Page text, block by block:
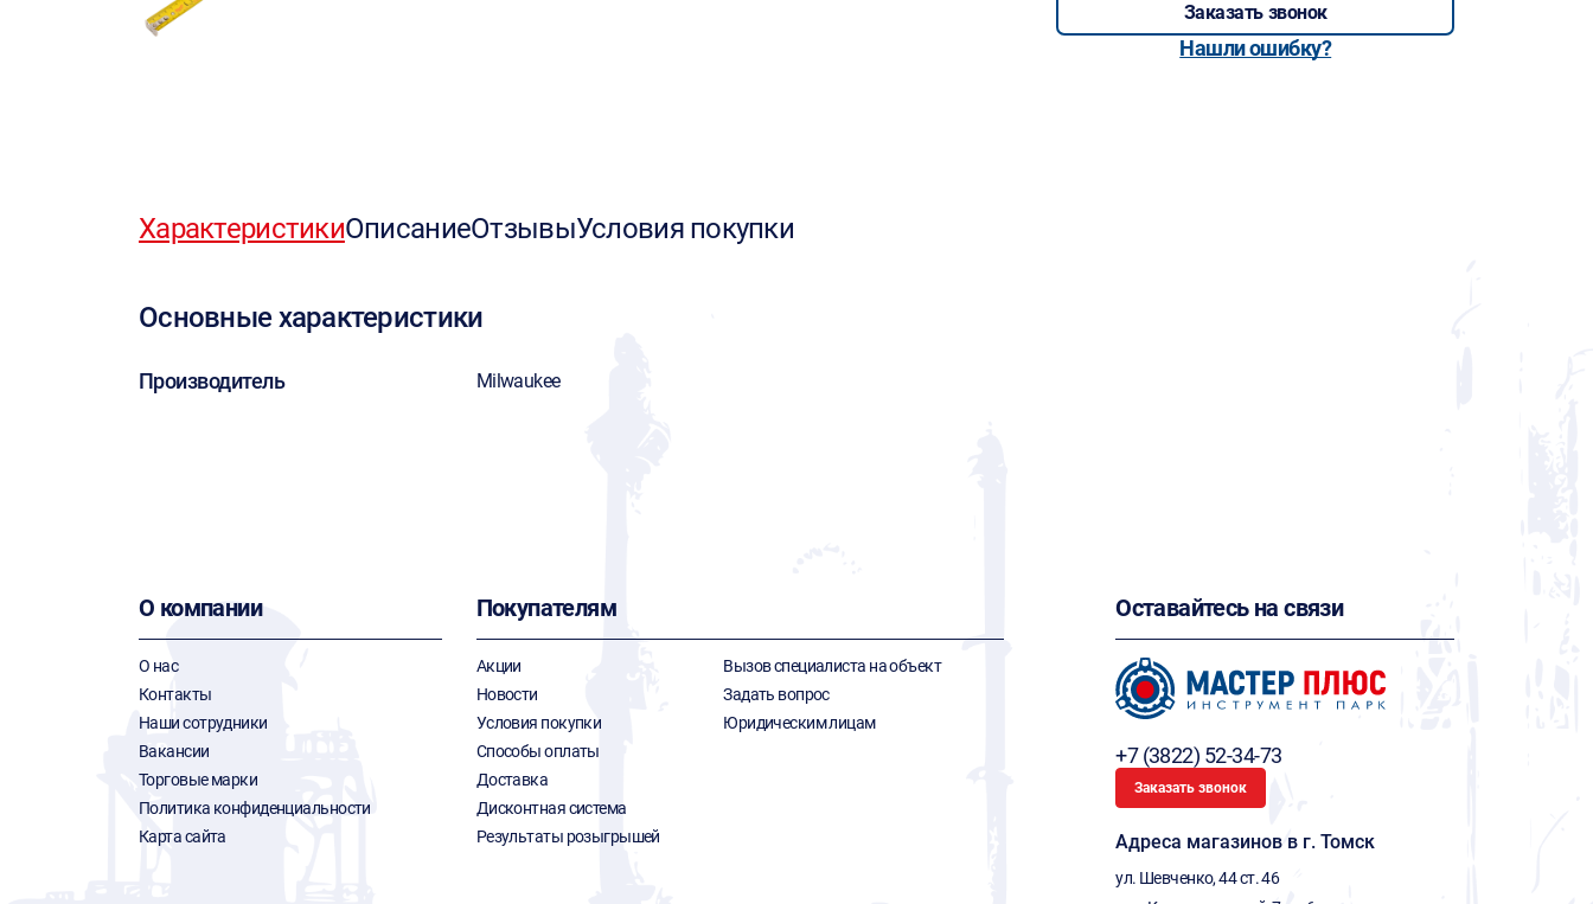
Заказать звонок
Нашли ошибку?
ХарактеристикиОписаниеОтзывыУсловия покупки
Основные характеристики
Производитель Milwaukee
О компании
О нас
Контакты
Наши сотрудники
Вакансии
Торговые марки
Политика конфиденциальности
Карта сайта
Покупателям
Акции
Новости
Условия покупки
Способы оплаты
Доставка
Дисконтная система
Результаты розыгрышей
Вызов специалиста на объект
Задать вопрос
Юридическим лицам
Оставайтесь на связи
+7 (3822) 52-34-73
Заказать звонок
Адреса магазинов в г. Томск
ул. Шевченко, 44 ст. 46